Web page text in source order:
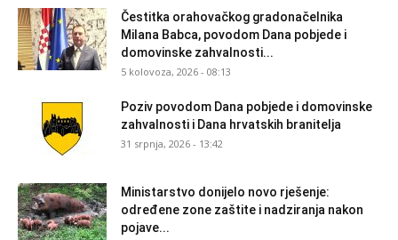
Čestitka orahovačkog gradonačelnika
Milana Babca, povodom Dana pobjede i
domovinske zahvalnosti...
5 kolovoza, 2026 - 08:13
Poziv povodom Dana pobjede i domovinske
zahvalnosti i Dana hrvatskih branitelja
31 srpnja, 2026 - 13:42
Ministarstvo donijelo novo rješenje:
određene zone zaštite i nadziranja nakon
pojave...